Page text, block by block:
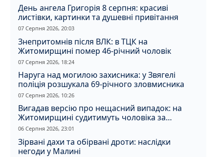
День ангела Григорія 8 серпня: красиві
листівки, картинки та душевні привітання
07 Серпня 2026, 20:03
Знепритомнів після ВЛК: в ТЦК на
Житомирщині помер 46-річний чоловік
07 Серпня 2026, 18:24
Наруга над могилою захисника: у Звягелі
поліція розшукала 69-річного зловмисника
07 Серпня 2026, 10:26
Вигадав версію про нещасний випадок: на
Житомирщині судитимуть чоловіка за
вбивство співмешканки
06 Серпня 2026, 23:01
Зірвані дахи та обірвані дроти: наслідки
негоди у Малині